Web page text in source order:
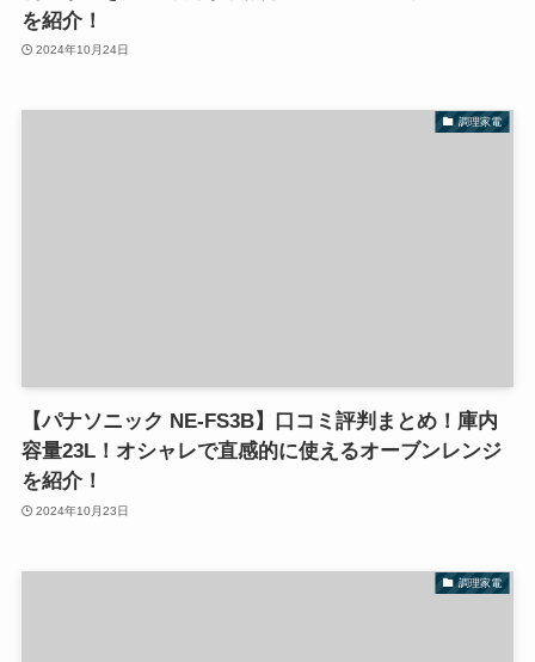
を紹介！
2024年10月24日
調理家電
【パナソニック NE-FS3B】口コミ評判まとめ！庫内
容量23L！オシャレで直感的に使えるオーブンレンジ
を紹介！
2024年10月23日
調理家電